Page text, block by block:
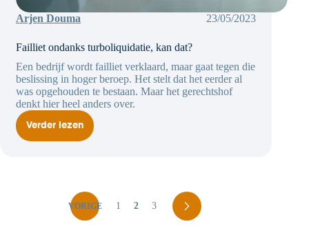
Arjen Douma 23/05/2023
Failliet ondanks turboliquidatie, kan dat?
Een bedrijf wordt failliet verklaard, maar gaat tegen die
beslissing in hoger beroep. Het stelt dat het eerder al
was opgehouden te bestaan. Maar het gerechtshof
denkt hier heel anders over.
Verder lezen
Failliet
ondanks
VORIGE 1 2 3